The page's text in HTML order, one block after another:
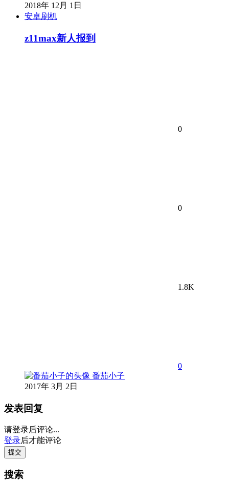
2018年 12月 1日
安卓刷机
z11max新人报到
0
0
1.8K
0
番茄小子
2017年 3月 2日
发表回复
请登录后评论...
登录后才能评论
提交
搜索